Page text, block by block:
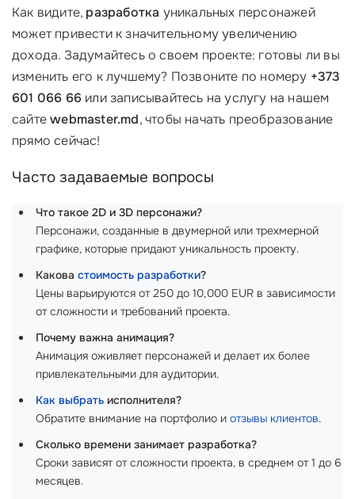
Как видите, разработка уникальных персонажей
может привести к значительному увеличению
дохода. Задумайтесь о своем проекте: готовы ли вы
изменить его к лучшему? Позвоните по номеру +373
601 066 66 или записывайтесь на услугу на нашем
сайтеwebmaster.md, чтобы начать преобразование
прямо сейчас!
Часто задаваемые вопросы
Что такое 2D и 3D персонажи?
Персонажи, созданные в двумерной или трехмерной
графике, которые придают уникальность проекту.
Какова стоимость разработки?
Цены варьируются от 250 до 10,000 EUR в зависимости
от сложности и требований проекта.
Почему важна анимация?
Анимация оживляет персонажей и делает их более
привлекательными для аудитории.
Как выбрать исполнителя?
Обратите внимание на портфолио и отзывы клиентов.
Сколько времени занимает разработка?
Сроки зависят от сложности проекта, в среднем от 1 до 6
месяцев.